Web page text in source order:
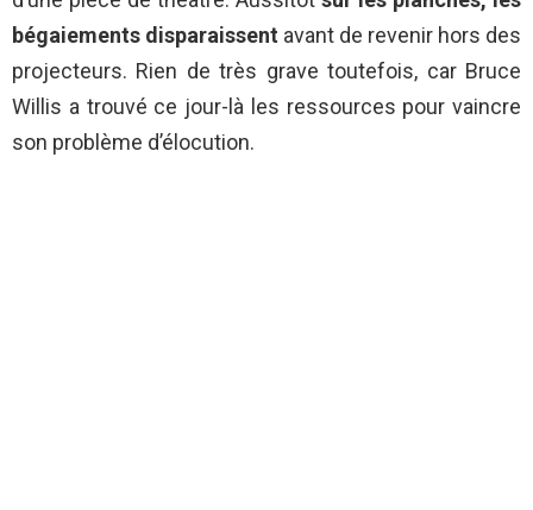
bégaiements disparaissent avant de revenir hors des
projecteurs. Rien de très grave toutefois, car Bruce
Willis a trouvé ce jour-là les ressources pour vaincre
son problème d’élocution.